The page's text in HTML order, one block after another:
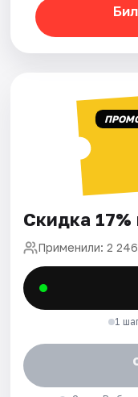
Скидка
Применили: 2
1